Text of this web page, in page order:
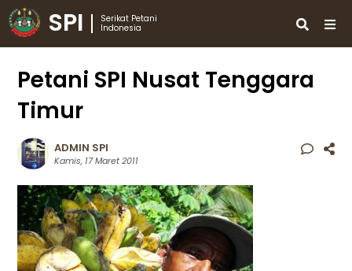
SPI
Serikat Petani
Indonesia
Petani SPI Nusat Tenggara
Timur
ADMIN SPI
Kamis, 17 Maret 2011